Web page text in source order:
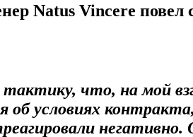
Natus Vincere повел
тактику, что, на мой
об условиях